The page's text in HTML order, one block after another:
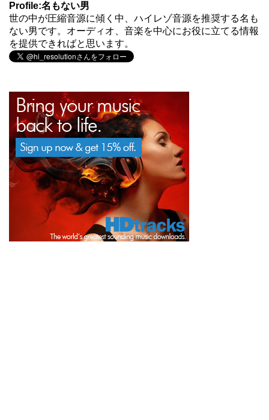
Profile:名もない男
世の中が圧縮音源に傾く中、ハイレゾ音源を推奨する名も
ない男です。オーディオ、音楽を中心にお役に立てる情報
を提供できればと思います。